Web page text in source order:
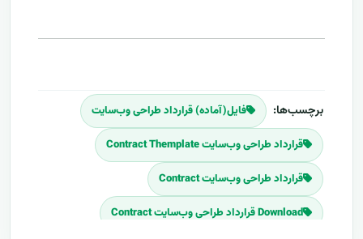
برچسب‌ها: فایل(آماده) قرارداد طراحی وب‌سایت
قرارداد طراحی وب‌سایت Contract Themplate
قرارداد طراحی وب‌سایت Contract
Download قرارداد طراحی وب‌سایت Contract